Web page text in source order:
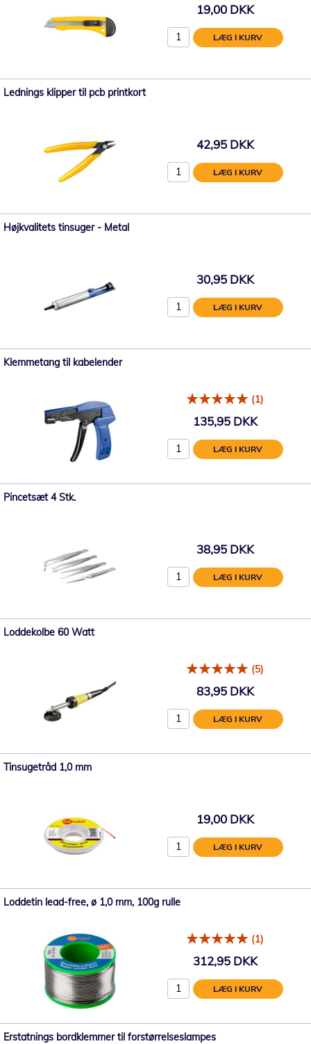
19,00 DKK
LÆG I KURV
Lednings klipper til pcb printkort
42,95 DKK
LÆG I KURV
Højkvalitets tinsuger - Metal
30,95 DKK
LÆG I KURV
Klemmetang til kabelender
(1)
135,95 DKK
LÆG I KURV
Pincetsæt 4 Stk.
38,95 DKK
LÆG I KURV
Loddekolbe 60 Watt
(5)
83,95 DKK
LÆG I KURV
Tinsugetråd 1,0 mm
19,00 DKK
LÆG I KURV
Loddetin lead-free, ø 1,0 mm, 100g rulle
(1)
312,95 DKK
LÆG I KURV
Erstatnings bordklemmer til forstørrelseslampes